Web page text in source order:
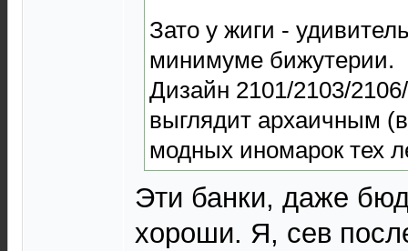
Зато у жиги -
минимуме бижутерии.
Дизайн 2101/2103/
выглядит архаичным
модных иномарок тех
Эти банки, даже
хороши. Я, сев